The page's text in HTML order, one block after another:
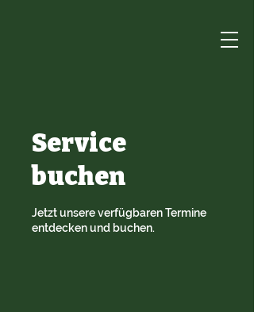
Service
buchen
Jetzt unsere verfügbaren Termine
entdecken und buchen.